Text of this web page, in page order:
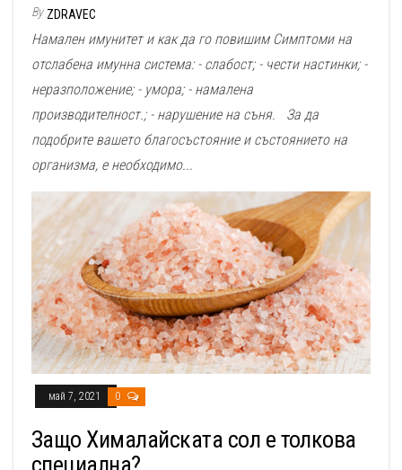
By ZDRAVEC
Намален имунитет и как да го повишим Симптоми на
отслабена имунна система: - слабост; - чести настинки; -
неразположение; - умора; - намалена
производителност.; - нарушение на съня. За да
подобрите вашето благосъстояние и състоянието на
организма, е необходимо...
май 7, 2021 0
Защо Хималайската сол е толкова